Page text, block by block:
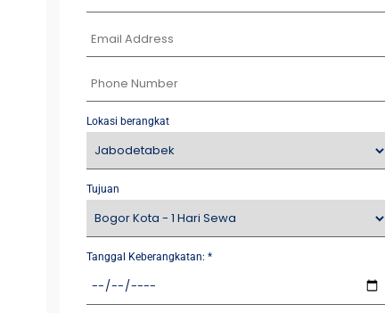
Lokasi berangkat
Tujuan
Tanggal Keberangkatan: *